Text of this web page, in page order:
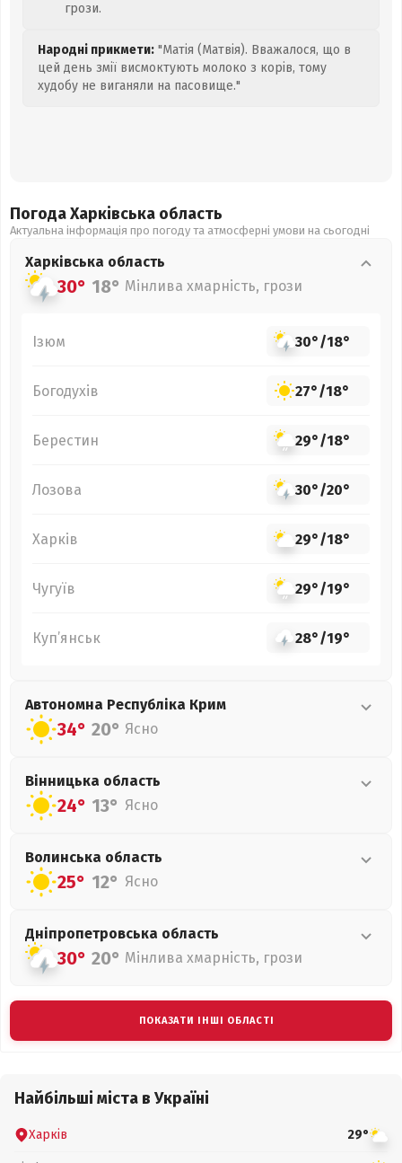
грози.
Народні прикмети: "Матія (Матвія). Вважалося, що в
цей день змії висмоктують молоко з корів, тому
худобу не виганяли на пасовище."
Погода Харківська область
Актуальна інформація про погоду та атмосферні умови на сьогодні
Харківська область
30° 18° Мінлива хмарність, грози
Ізюм 30°/18°
Богодухів 27°/18°
Берестин 29°/18°
Лозова 30°/20°
Харків 29°/18°
Чугуїв 29°/19°
Куп’янськ 28°/19°
Автономна Республіка Крим
34° 20° Ясно
Вінницька область
24° 13° Ясно
Волинська область
25° 12° Ясно
Дніпропетровська область
30° 20° Мінлива хмарність, грози
ПОКАЗАТИ ІНШІ ОБЛАСТІ
Найбільші міста в Україні
Харків 29°